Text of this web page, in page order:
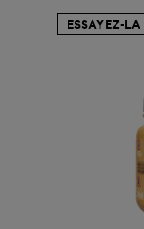
ESSAYEZ-LA